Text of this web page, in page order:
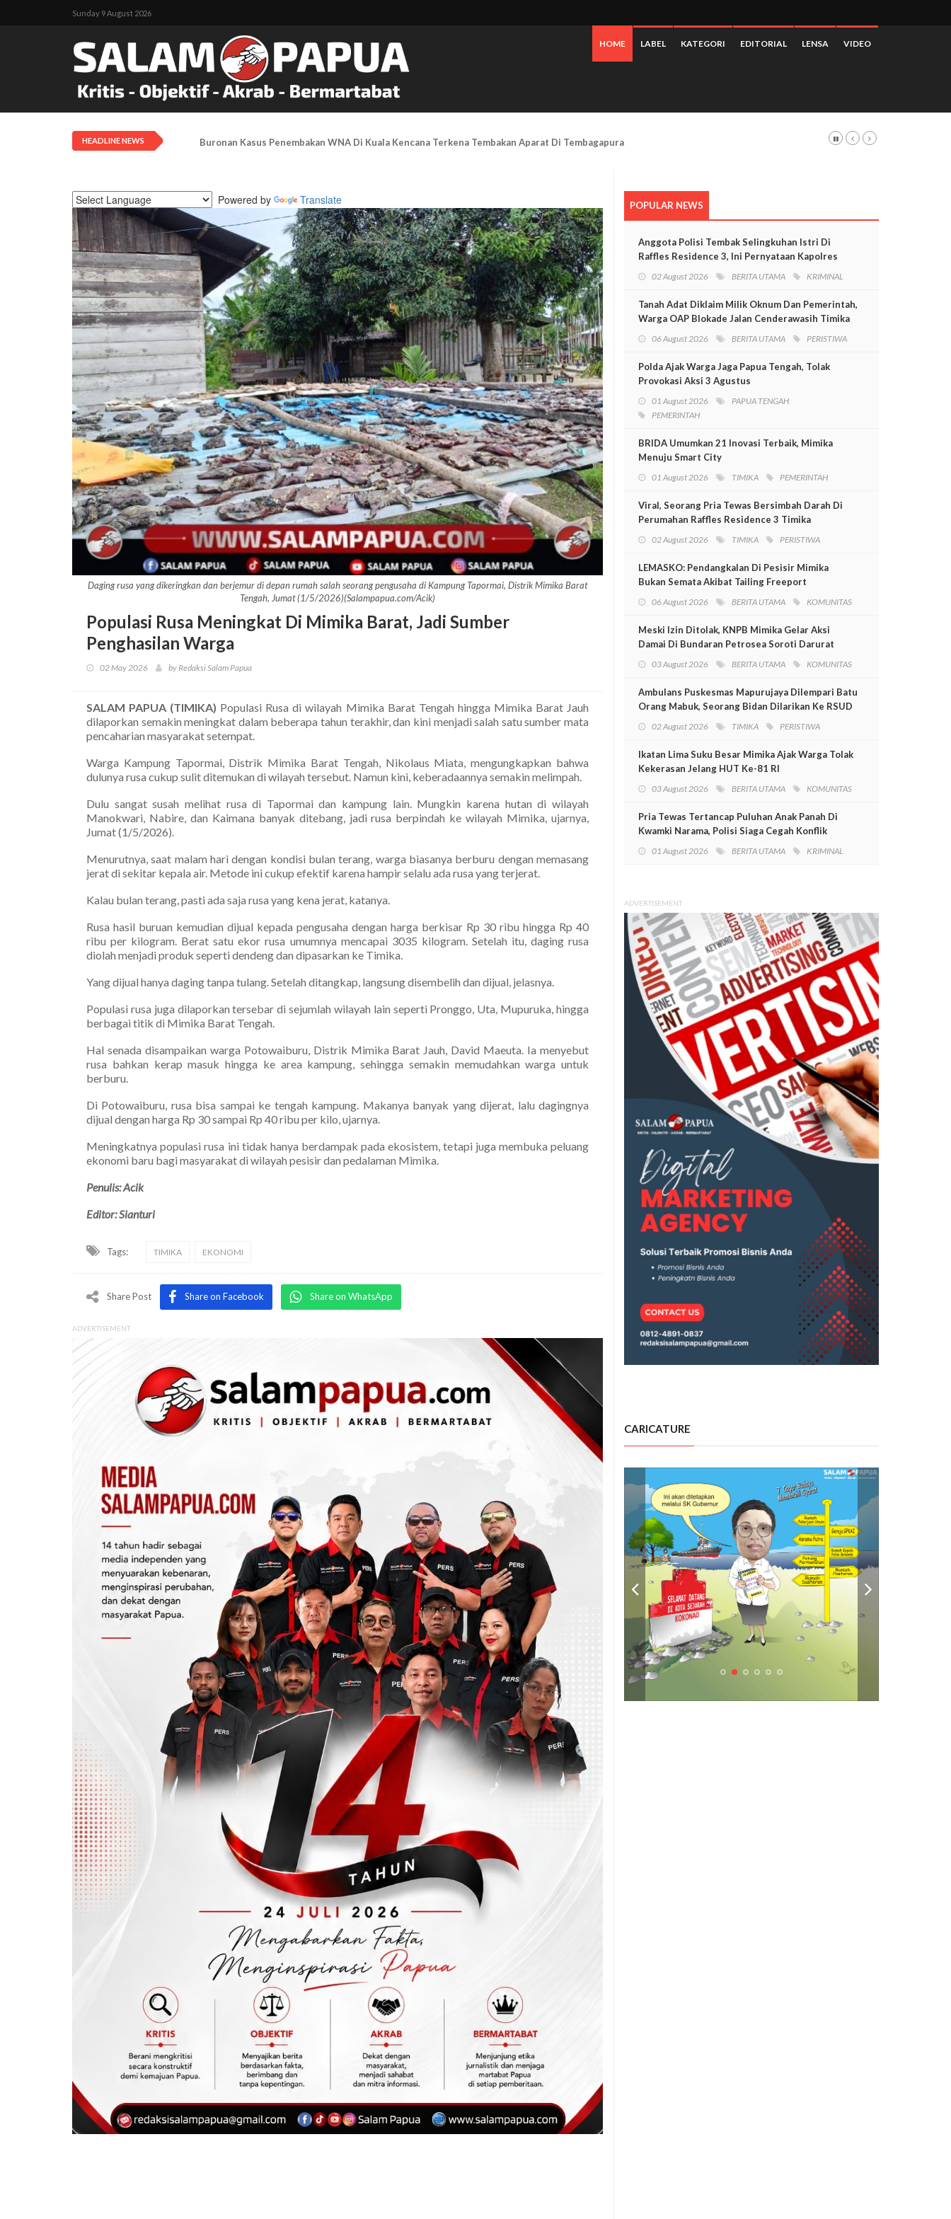
Sunday 9 August 2026
HOME LABEL KATEGORI EDITORIAL LENSA VIDEO
HEADLINE NEWS Sering Jual Narkoba Di Area Dulang, Seorang Pendulang Emas Dibekuk Polisi Di Leo Mamiri Mimika
Powered by Translate
Daging rusa yang dikeringkan dan berjemur di depan rumah salah seorang pengusaha di Kampung Tapormai, Distrik Mimika Barat
Tengah, Jumat (1/5/2026)(Salampapua.com/Acik)
Populasi Rusa Meningkat Di Mimika Barat, Jadi Sumber
Penghasilan Warga
02 May 2026 by Redaksi Salam Papua
SALAM PAPUA (TIMIKA) Populasi Rusa di wilayah Mimika Barat Tengah hingga Mimika Barat Jauh
dilaporkan semakin meningkat dalam beberapa tahun terakhir, dan kini menjadi salah satu sumber mata
pencaharian masyarakat setempat.
Warga Kampung Tapormai, Distrik Mimika Barat Tengah, Nikolaus Miata, mengungkapkan bahwa
dulunya rusa cukup sulit ditemukan di wilayah tersebut. Namun kini, keberadaannya semakin melimpah.
Dulu sangat susah melihat rusa di Tapormai dan kampung lain. Mungkin karena hutan di wilayah
Manokwari, Nabire, dan Kaimana banyak ditebang, jadi rusa berpindah ke wilayah Mimika, ujarnya,
Jumat (1/5/2026).
Menurutnya, saat malam hari dengan kondisi bulan terang, warga biasanya berburu dengan memasang
jerat di sekitar kepala air. Metode ini cukup efektif karena hampir selalu ada rusa yang terjerat.
Kalau bulan terang, pasti ada saja rusa yang kena jerat, katanya.
Rusa hasil buruan kemudian dijual kepada pengusaha dengan harga berkisar Rp 30 ribu hingga Rp 40
ribu per kilogram. Berat satu ekor rusa umumnya mencapai 3035 kilogram. Setelah itu, daging rusa
diolah menjadi produk seperti dendeng dan dipasarkan ke Timika.
Yang dijual hanya daging tanpa tulang. Setelah ditangkap, langsung disembelih dan dijual, jelasnya.
Populasi rusa juga dilaporkan tersebar di sejumlah wilayah lain seperti Pronggo, Uta, Mupuruka, hingga
berbagai titik di Mimika Barat Tengah.
Hal senada disampaikan warga Potowaiburu, Distrik Mimika Barat Jauh, David Maeuta. Ia menyebut
rusa bahkan kerap masuk hingga ke area kampung, sehingga semakin memudahkan warga untuk
berburu.
Di Potowaiburu, rusa bisa sampai ke tengah kampung. Makanya banyak yang dijerat, lalu dagingnya
dijual dengan harga Rp 30 sampai Rp 40 ribu per kilo, ujarnya.
Meningkatnya populasi rusa ini tidak hanya berdampak pada ekosistem, tetapi juga membuka peluang
ekonomi baru bagi masyarakat di wilayah pesisir dan pedalaman Mimika.
Penulis: Acik
Editor: Sianturi
Tags: TIMIKA EKONOMI
Share Post Share on Facebook Share on WhatsApp
ADVERTISEMENT
POPULAR NEWS
Anggota Polisi Tembak Selingkuhan Istri Di
Raffles Residence 3, Ini Pernyataan Kapolres
02 August 2026 BERITA UTAMA KRIMINAL
Tanah Adat Diklaim Milik Oknum Dan Pemerintah,
Warga OAP Blokade Jalan Cenderawasih Timika
06 August 2026 BERITA UTAMA PERISTIWA
Polda Ajak Warga Jaga Papua Tengah, Tolak
Provokasi Aksi 3 Agustus
01 August 2026
PAPUA TENGAH
PEMERINTAH
BRIDA Umumkan 21 Inovasi Terbaik, Mimika
Menuju Smart City
01 August 2026 TIMIKA PEMERINTAH
Viral, Seorang Pria Tewas Bersimbah Darah Di
Perumahan Raffles Residence 3 Timika
02 August 2026 TIMIKA PERISTIWA
LEMASKO: Pendangkalan Di Pesisir Mimika
Bukan Semata Akibat Tailing Freeport
06 August 2026 BERITA UTAMA KOMUNITAS
Meski Izin Ditolak, KNPB Mimika Gelar Aksi
Damai Di Bundaran Petrosea Soroti Darurat
03 August 2026 BERITA UTAMA KOMUNITAS
Ambulans Puskesmas Mapurujaya Dilempari Batu
Orang Mabuk, Seorang Bidan Dilarikan Ke RSUD
02 August 2026 TIMIKA PERISTIWA
Ikatan Lima Suku Besar Mimika Ajak Warga Tolak
Kekerasan Jelang HUT Ke-81 RI
03 August 2026 BERITA UTAMA KOMUNITAS
Pria Tewas Tertancap Puluhan Anak Panah Di
Kwamki Narama, Polisi Siaga Cegah Konflik
01 August 2026 BERITA UTAMA KRIMINAL
ADVERTISEMENT
CARICATURE